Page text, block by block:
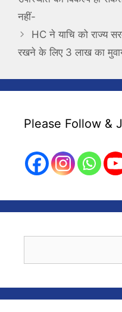
नहीं-
HC ने याचि को राज्य
रखने के लिए 3 लाख का
Please Follow &